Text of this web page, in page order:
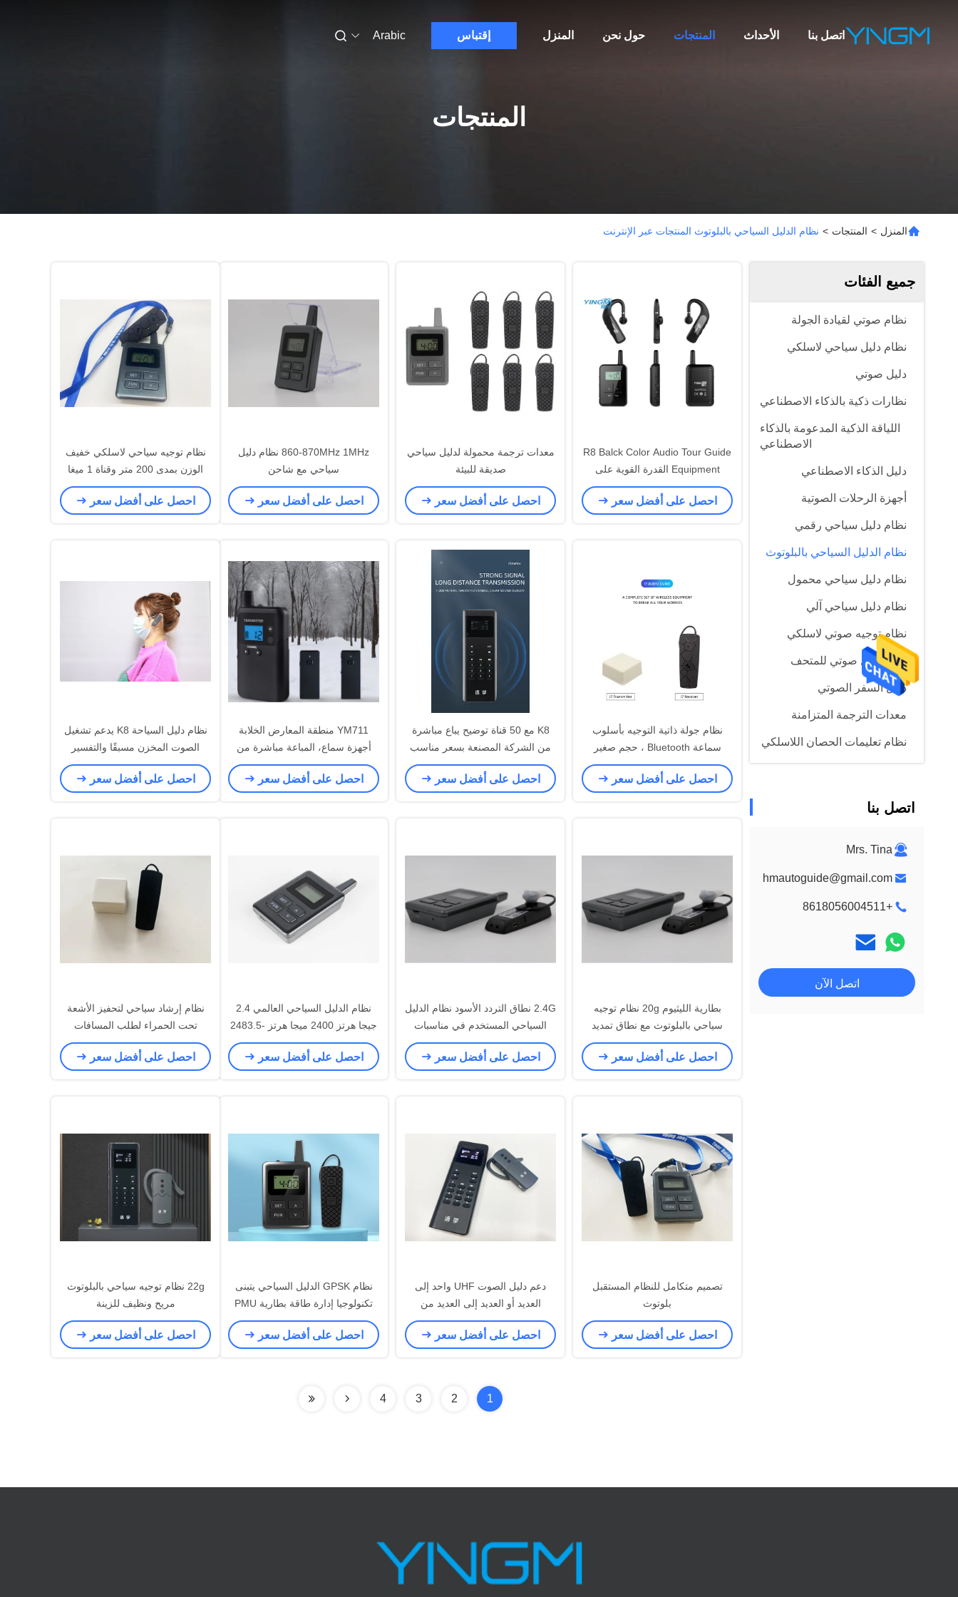
المنزل حول نحن المنتجات الأحداث اتصل بنا إقتباس Arabic
المنتجات
المنزل > المنتجات > نظام الدليل السياحي بالبلوتوث المنتجات عبر الإنترنت
جميع الفئات
نظام صوتي لقيادة الجولة
نظام دليل سياحي لاسلكي
دليل صوتي
نظارات ذكية بالذكاء الاصطناعي
اللياقة الذكية المدعومة بالذكاء
الاصطناعي
دليل الذكاء الاصطناعي
أجهزة الرحلات الصوتية
نظام دليل سياحي رقمي
نظام الدليل السياحي بالبلوتوث
نظام دليل سياحي محمول
نظام دليل سياحي آلي
نظام توجيه صوتي لاسلكي
نظام دليل صوتي للمتحف
دليل السفر الصوتي
معدات الترجمة المتزامنة
نظام تعليمات الحصان اللاسلكي
اتصل بنا
Mrs. Tina
hmautoguide@gmail.com
+8618056004511
اتصل الآن
R8 Balck Color Audio Tour Guide
Equipment القدرة القوية على
مكافحة التداخل
احصل على أفضل سعر
معدات ترجمة محمولة لدليل سياحي
صديقة للبيئة
احصل على أفضل سعر
860-870MHz 1MHz نظام دليل
سياحي مع شاحن
احصل على أفضل سعر
نظام توجيه سياحي لاسلكي خفيف
الوزن بمدى 200 متر وقناة 1 ميغا
هرتز
احصل على أفضل سعر
نظام جولة ذاتية التوجيه بأسلوب
سماعة Bluetooth ، حجم صغير
ومريح للاستخدام
احصل على أفضل سعر
K8 مع 50 قناة توضيح يباع مباشرة
من الشركة المصنعة بسعر مناسب
جدا
احصل على أفضل سعر
YM711 منطقة المعارض الخلابة
أجهزة سماع، المباعة مباشرة من
قبل الشركات المصنعة
احصل على أفضل سعر
نظام دليل السياحة K8 يدعم تشغيل
الصوت المخزن مسبقًا والتفسير
اليدوي
احصل على أفضل سعر
بطارية الليثيوم 20g نظام توجيه
سياحي بالبلوتوث مع نطاق تمديد
احصل على أفضل سعر
2.4G نطاق التردد الأسود نظام الدليل
السياحي المستخدم في مناسبات
المؤتمرات الكبيرة
احصل على أفضل سعر
نظام الدليل السياحي العالمي 2.4
جيجا هرتز 2400 ميجا هرتز -2483.5
ميجا هرتز
احصل على أفضل سعر
نظام إرشاد سياحي لتحفيز الأشعة
تحت الحمراء لطلب المسافات
البعيدة والقريبة
احصل على أفضل سعر
تصميم متكامل للنظام المستقبل
بلوتوث
احصل على أفضل سعر
دعم دليل الصوت UHF واحد إلى
العديد أو العديد إلى العديد من
التفسيرات
احصل على أفضل سعر
نظام GPSK الدليل السياحي يتبنى
تكنولوجيا إدارة طاقة بطارية PMU
احصل على أفضل سعر
22g نظام توجيه سياحي بالبلوتوث
مريح ونظيف للزينة
احصل على أفضل سعر
1
2
3
4